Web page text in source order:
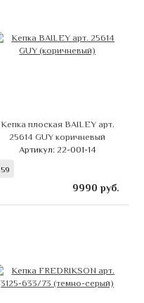
Кепка плоская BAILEY арт.
25614 GUY коричневый
Артикул: 22-001-14
59
9990 руб.